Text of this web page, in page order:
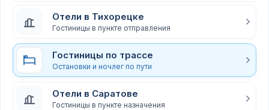
Отели в Тихорецке
Гостиницы в пункте отправления
Гостиницы по трассе
Остановки и ночлег по пути
Отели в Саратове
Гостиницы в пункте назначения